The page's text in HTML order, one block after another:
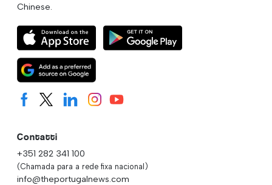
Chinese.
Contatti
+351 282 341 100
(Chamada para a rede fixa nacional)
info@theportugalnews.com